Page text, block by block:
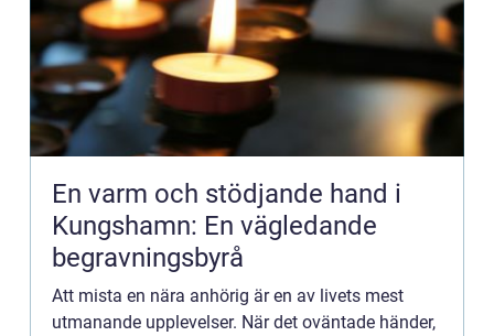
En varm och stödjande hand i
Kungshamn: En vägledande
begravningsbyrå
Att mista en nära anhörig är en av livets mest
utmanande upplevelser. När det oväntade händer,